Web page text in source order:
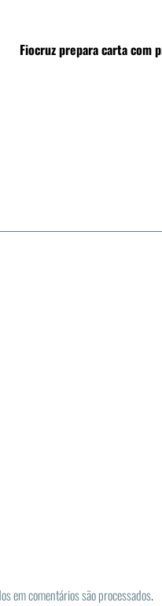
Fiocruz prepara carta com
em comentários são processados.